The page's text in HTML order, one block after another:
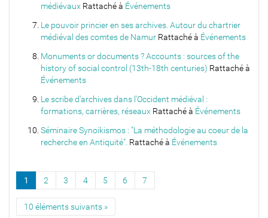
médiévaux Rattaché à Événements
Le pouvoir princier en ses archives. Autour du chartrier
médiéval des comtes de Namur Rattaché à Événements
Monuments or documents ? Accounts : sources of the
history of social control (13th-18th centuries) Rattaché à
Événements
Le scribe d'archives dans l'Occident médiéval :
formations, carrières, réseaux Rattaché à Événements
Séminaire Synoikismos : "La méthodologie au coeur de la
recherche en Antiquité". Rattaché à Événements
1 2 3 4 5 6 7
10 éléments suivants »